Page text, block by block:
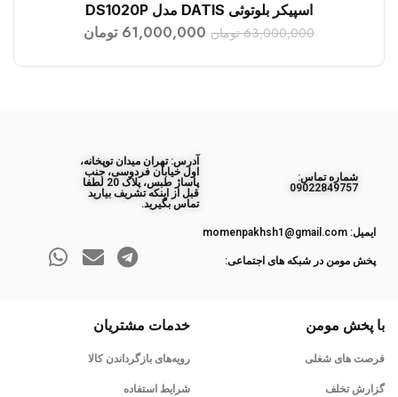
افزودن به سبد خریداسپیکر بلوتوثی DATIS مدل DS1020P
63,000,000 تومان 61,000,000 تومان
ﺷﻤﺎره ﺗﻤﺎس:
09022849757
آدرس: تهران میدان توپخانه،
اول خیابان فردوسی، جنب
پاساژ طبس، پلاک 20 لطفا
قبل از اینکه تشریف بیارید
تماس بگیرید.
ایمیل: momenpakhsh1@gmail.com
پخش مومن در شبکه های اجتماعی:
با پخش مومن
فرصت های شغلی
گزارش تخلف
خدمات مشتریان
رویه‌های بازگرداندن کالا
شرایط استفاده